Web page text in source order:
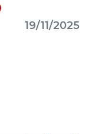
19/11/2025